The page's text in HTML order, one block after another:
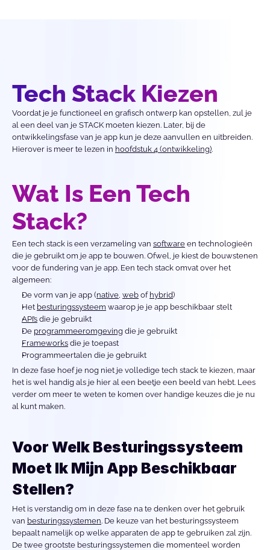
Tech Stack Kiezen
Voordat je je functioneel en grafisch ontwerp kan opstellen, zul je
al een deel van je STACK moeten kiezen. Later, bij de
ontwikkelingsfase van je app kun je deze aanvullen en uitbreiden.
Hierover is meer te lezen in hoofdstuk 4 (ontwikkeling).
Wat Is Een Tech
Stack?
Een tech stack is een verzameling van software en technologieën
die je gebruikt om je app te bouwen. Ofwel, je kiest de bouwstenen
voor de fundering van je app. Een tech stack omvat over het
algemeen:
De vorm van je app (native, web of hybrid)
Het besturingssysteem waarop je je app beschikbaar stelt
API’s die je gebruikt
De programmeeromgeving die je gebruikt
Frameworks die je toepast
Programmeertalen die je gebruikt
In deze fase hoef je nog niet je volledige tech stack te kiezen, maar
het is wel handig als je hier al een beetje een beeld van hebt. Lees
verder om meer te weten te komen over handige keuzes die je nu
al kunt maken.
Voor Welk Besturingssysteem
Moet Ik Mijn App Beschikbaar
Stellen?
Het is verstandig om in deze fase na te denken over het gebruik
van besturingssystemen. De keuze van het besturingssysteem
bepaalt namelijk op welke apparaten de app te gebruiken zal zijn.
De twee grootste besturingssystemen die momenteel worden